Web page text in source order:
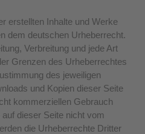
erstellten Inhalte und Werke
dem deutschen Urheberrecht.
Verbreitung und jede Art
Grenzen des Urheberrechtes
des jeweiligen
und Kopien dieser Seite
kommerziellen Gebrauch
dieser Seite nicht vom
die Urheberrechte Dritter